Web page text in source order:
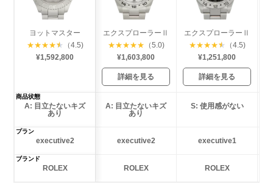
ヨットマスター
★★★★★
（4.5)
¥1,592,800
エクスプローラーⅡ
★★★★★ （5.0)
¥1,603,800
詳細を見る
エクスプローラーⅡ
★★★★★
（4.5)
¥1,251,800
詳細を見る
商品状態
A: 目立たないキズ
あり
A: 目立たないキズ
あり
S: 使用感がない
プラン
executive2 executive2 executive1
ブランド
ROLEX ROLEX ROLEX